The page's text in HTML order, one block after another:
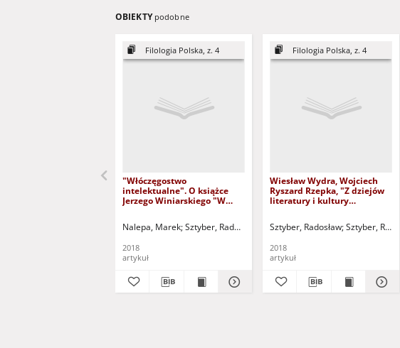
OBIEKTY podobne
Filologia Polska, z. 4
"Włóczęgostwo
intelektualne". O książce
Jerzego Winiarskiego "W
antropologiczne z wieków
Studia i szkice" - recenzja
Nalepa, Marek Sztyber, Radosław - red. nacz.
2018
artykuł
Filologia Polska, z. 4
Wiesław Wydra, Wojciech
Ryszard Rzepka, "Z dziejów
literatury i kultury
recenzja
Sztyber, Radosław Sztyber,
2018
artykuł